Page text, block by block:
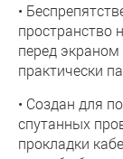
•
пространство
перед экраном
практически
• Создан для
спутанных
прокладки